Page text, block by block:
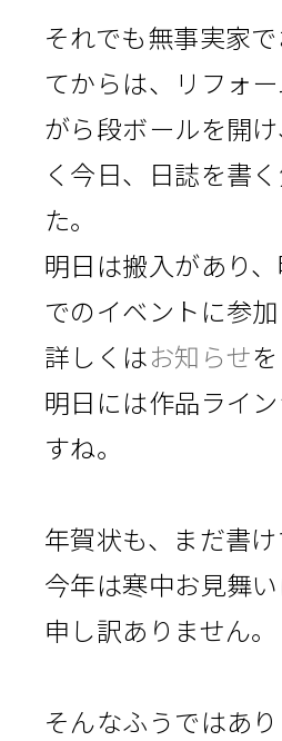
それでも無事実家
てからは、リフォ
がら段ボールを開
く今日、日誌を書
た。
明日は搬入があり
でのイベントに参加
詳しくはお知らせ
明日には作品ライ
すね。
年賀状も、まだ書け
今年は寒中お見舞い
申し訳ありません。
そんなふうではあ